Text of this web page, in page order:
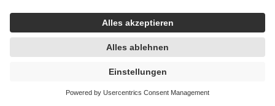
48,58 €
33,99 €
sofort lieferbar
In den Warenkorb